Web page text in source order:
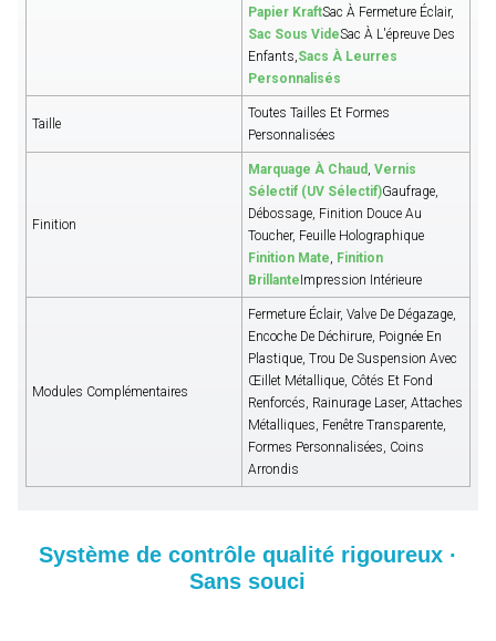
Papier KraftSac À Fermeture Éclair,
Sac Sous VideSac À L'épreuve Des
Enfants,Sacs À Leurres
Personnalisés
Taille
Toutes Tailles Et Formes
Personnalisées
Finition
Marquage À Chaud , Vernis
Sélectif (UV Sélectif)Gaufrage,
Débossage, Finition Douce Au
Toucher, Feuille Holographique
Finition Mate, Finition
Brillante Impression Intérieure
Modules Complémentaires
Fermeture Éclair, Valve De Dégazage,
Encoche De Déchirure, Poignée En
Plastique, Trou De Suspension Avec
Œillet Métallique, Côtés Et Fond
Renforcés, Rainurage Laser, Attaches
Métalliques, Fenêtre Transparente,
Formes Personnalisées, Coins
Arrondis
Système de contrôle qualité rigoureux ·
Sans souci